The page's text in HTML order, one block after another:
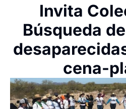
Invita
Búsqueda
cena-